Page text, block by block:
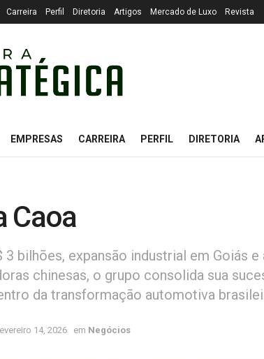
Carreira Perfil Diretoria Artigos Mercado de Luxo Revista
EMPRESAS CARREIRA PERFIL DIRETORIA
Caoa
bilhões, expansão industrial em Goiás e
chinesas, o grupo consolida sua
da transformação automotiva
14, 2026 em Negócios